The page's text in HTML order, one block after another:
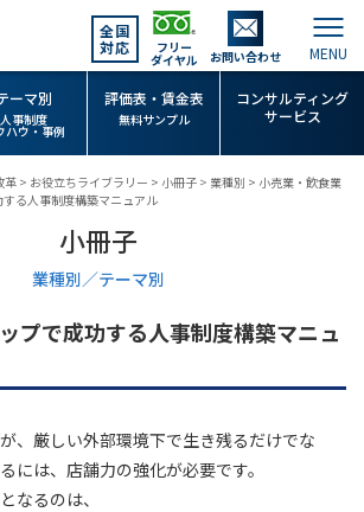
全国
対応
フリー
ダイヤル お問い合わせ
ーマ別
人事制度
ハウ・事例
評価表・賃金表
無料サンプル
コンサルティング
サービス
革 > お役立ちライブラリー > 小冊子 > 業種別 > 小売業・飲食業
る人事制度構築マニュアル
小冊子
業種別／テーマ別
プで成功する人事制度構築マニュ
、厳しい外部環境下で生き残るだけでな
には、店舗力の強化が必要です。
なるのは、